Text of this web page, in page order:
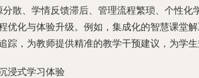
散、学情反馈滞后、管理流程繁琐、个性化
优化与体验升级。例如，集成化的智慧课堂
踪，为教师提供精准的教学干预建议，为学生
浸式学习体验